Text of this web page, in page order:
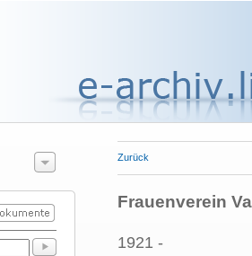
Zurück
Frauenverein
1921 -